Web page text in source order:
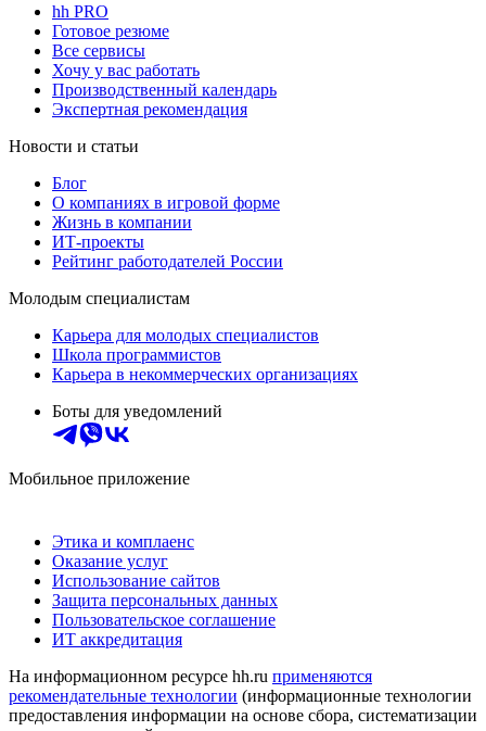
hh PRO
Готовое резюме
Все сервисы
Хочу у вас работать
Производственный календарь
Экспертная рекомендация
Новости и статьи
Блог
О компаниях в игровой форме
Жизнь в компании
ИТ-проекты
Рейтинг работодателей России
Молодым специалистам
Карьера для молодых специалистов
Школа программистов
Карьера в некоммерческих организациях
Боты для уведомлений
Мобильное приложение
Этика и комплаенс
Оказание услуг
Использование сайтов
Защита персональных данных
Пользовательское соглашение
ИТ аккредитация
На информационном ресурсе hh.ru применяются
рекомендательные технологии (информационные технологии
предоставления информации на основе сбора, систематизации